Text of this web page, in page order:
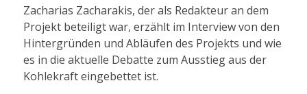
Zacharias Zacharakis, der als Redakteur an dem
Projekt beteiligt war, erzählt im Interview von den
Hintergründen und Abläufen des Projekts und wie
es in die aktuelle Debatte zum Ausstieg aus der
Kohlekraft eingebettet ist.